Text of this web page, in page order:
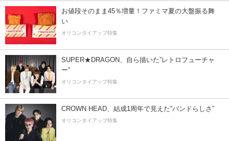
お値段そのまま45％増量！ファミマ夏の大盤振る舞
い
オリコンタイアップ特集
SUPER★DRAGON、自ら描いた”レトロフューチャ
ー”
オリコンタイアップ特集
CROWN HEAD、結成1周年で見えた”バンドらしさ”
オリコンタイアップ特集